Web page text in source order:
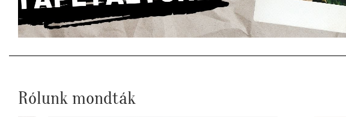
Rólunk mondták